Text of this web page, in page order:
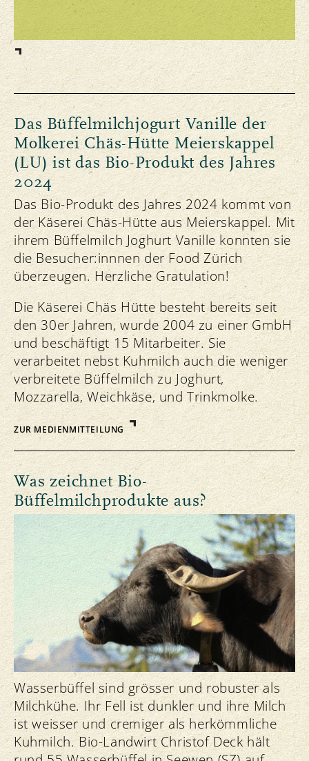
Das Büffelmilchjogurt Vanille der
Molkerei Chäs-Hütte Meierskappel
(LU) ist das Bio-Produkt des Jahres
2024
Das Bio-Produkt des Jahres 2024 kommt von
der Käserei Chäs-Hütte aus Meierskappel. Mit
ihrem Büffelmilch Joghurt Vanille konnten sie
die Besucher:innnen der Food Zürich
überzeugen. Herzliche Gratulation!
Die Käserei Chäs Hütte besteht bereits seit
den 30er Jahren, wurde 2004 zu einer GmbH
und beschäftigt 15 Mitarbeiter. Sie
verarbeitet nebst Kuhmilch auch die weniger
verbreitete Büffelmilch zu Joghurt,
Mozzarella, Weichkäse, und Trinkmolke.
ZUR MEDIENMITTEILUNG
Was zeichnet Bio-
Büffelmilchprodukte aus?
Wasserbüffel sind grösser und robuster als
Milchkühe. Ihr Fell ist dunkler und ihre Milch
ist weisser und cremiger als herkömmliche
Kuhmilch. Bio-Landwirt Christof Deck hält